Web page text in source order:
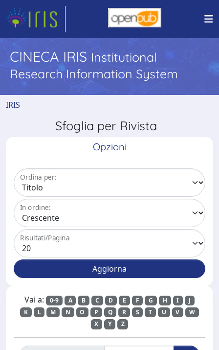
CINECA IRIS Institutional
Research Information System
IRIS
Sfoglia per Rivista
Opzioni
Ordina per:
In ordine:
Risultati/Pagina
Vai a: 0-9 A B C D E F G H I
J
K
L M N O P Q R S T U V
W
X
Y Z